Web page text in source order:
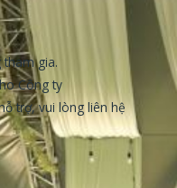
tham gia.
Công ty
trợ, vui lòng liên hệ